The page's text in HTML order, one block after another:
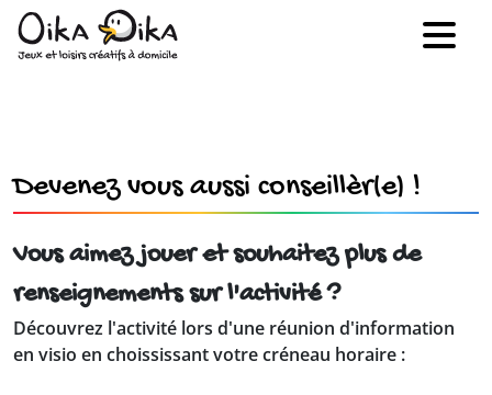
Devenez vous aussi conseillèr(e) !
Vous aimez jouer et souhaitez plus de
renseignements sur l'activité ?
Découvrez l'activité lors d'une réunion d'information
en visio en choississant votre créneau horaire :